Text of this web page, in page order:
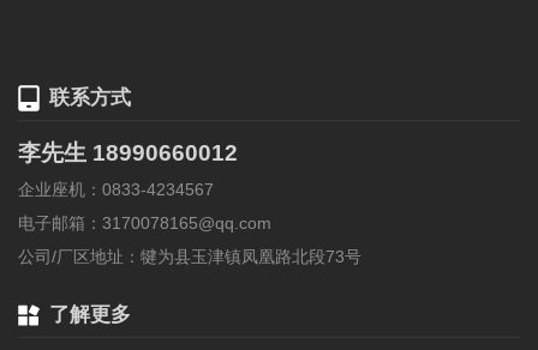
联系方式
李先生 18990660012
企业座机：0833-4234567
电子邮箱：3170078165@qq.com
公司/厂区地址：犍为县玉津镇凤凰路北段73号
了解更多